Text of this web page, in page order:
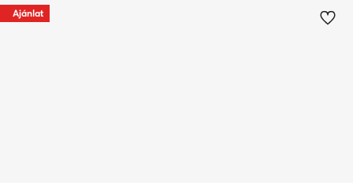
Ajánlat